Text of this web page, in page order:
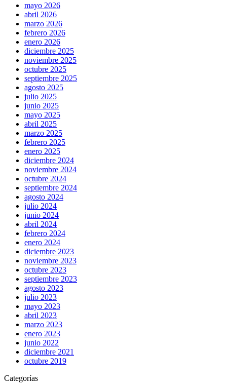
mayo 2026
abril 2026
marzo 2026
febrero 2026
enero 2026
diciembre 2025
noviembre 2025
octubre 2025
septiembre 2025
agosto 2025
julio 2025
junio 2025
mayo 2025
abril 2025
marzo 2025
febrero 2025
enero 2025
diciembre 2024
noviembre 2024
octubre 2024
septiembre 2024
agosto 2024
julio 2024
junio 2024
abril 2024
febrero 2024
enero 2024
diciembre 2023
noviembre 2023
octubre 2023
septiembre 2023
agosto 2023
julio 2023
mayo 2023
abril 2023
marzo 2023
enero 2023
junio 2022
diciembre 2021
octubre 2019
Categorías